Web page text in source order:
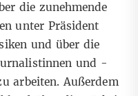
die zunehmende
unter Präsident
und über die
und -
arbeiten. Außerdem